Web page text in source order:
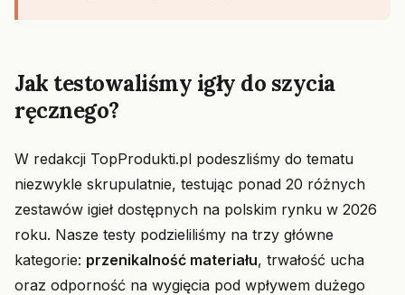
Jak testowaliśmy igły do szycia
ręcznego?
W redakcji TopProdukti.pl podeszliśmy do tematu
niezwykle skrupulatnie, testując ponad 20 różnych
zestawów igieł dostępnych na polskim rynku w 2026
roku. Nasze testy podzieliliśmy na trzy główne
kategorie: przenikalność materiału, trwałość ucha
oraz odporność na wygięcia pod wpływem dużego